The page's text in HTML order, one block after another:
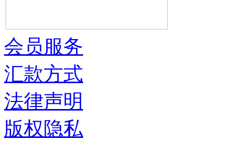
会员服务
汇款方式
法律声明
版权隐私